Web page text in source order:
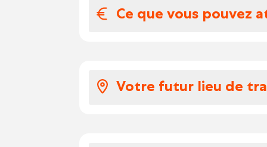
Ce que vous pouvez
Taux horaire de la
Votre futur lieu de